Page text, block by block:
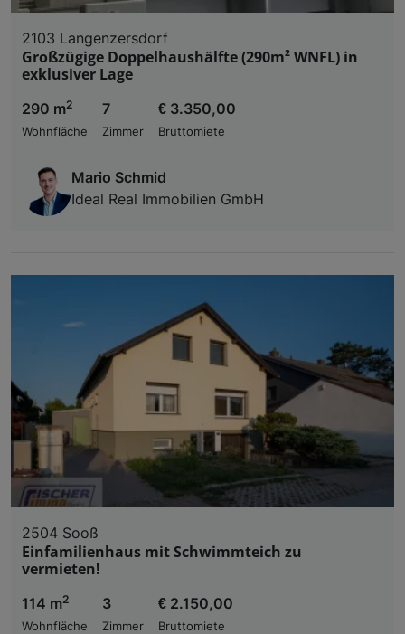
2103 Langenzersdorf
Großzügige Doppelhaushälfte (290m² WNFL) in
exklusiver Lage
290 m2
Wohnfläche
7
Zimmer
€ 3.350,00
Bruttomiete
Mario Schmid
Ideal Real Immobilien GmbH
2504 Sooß
Einfamilienhaus mit Schwimmteich zu
vermieten!
114 m2
Wohnfläche
3
Zimmer
€ 2.150,00
Bruttomiete